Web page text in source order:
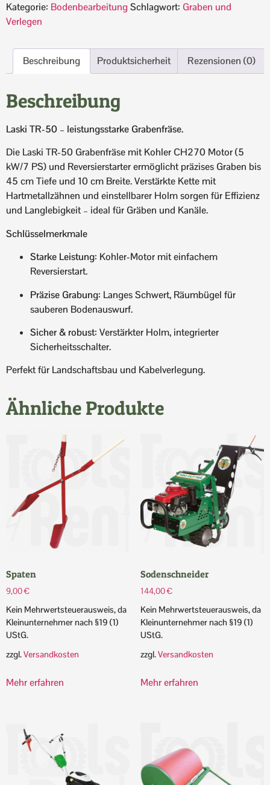
Kategorie: Bodenbearbeitung Schlagwort: Graben und
Verlegen
Beschreibung Produktsicherheit Rezensionen (0)
Beschreibung
Laski TR-50 – leistungsstarke Grabenfräse.
Die Laski TR-50 Grabenfräse mit Kohler CH270 Motor (5
kW/7 PS) und Reversierstarter ermöglicht präzises Graben bis
45 cm Tiefe und 10 cm Breite. Verstärkte Kette mit
Hartmetallzähnen und einstellbarer Holm sorgen für Effizienz
und Langlebigkeit – ideal für Gräben und Kanäle.
Schlüsselmerkmale
Starke Leistung: Kohler-Motor mit einfachem
Reversierstart.
Präzise Grabung: Langes Schwert, Räumbügel für
sauberen Bodenauswurf.
Sicher & robust: Verstärkter Holm, integrierter
Sicherheitsschalter.
Perfekt für Landschaftsbau und Kabelverlegung.
Ähnliche Produkte
Spaten
9,00€
Kein Mehrwertsteuerausweis, da
Kleinunternehmer nach §19 (1)
UStG.
zzgl.Versandkosten
Mehr erfahren
Sodenschneider
144,00€
Kein Mehrwertsteuerausweis, da
Kleinunternehmer nach §19 (1)
UStG.
zzgl.Versandkosten
Mehr erfahren